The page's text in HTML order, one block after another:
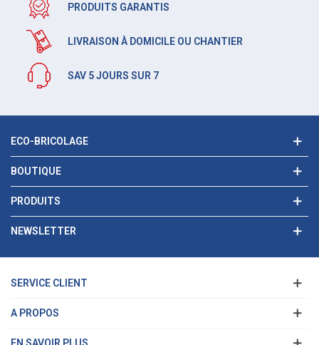
PRODUITS GARANTIS
LIVRAISON À DOMICILE OU CHANTIER
SAV 5 JOURS SUR 7
ECO-BRICOLAGE
BOUTIQUE
PRODUITS
NEWSLETTER
SERVICE CLIENT
A PROPOS
EN SAVOIR PLUS